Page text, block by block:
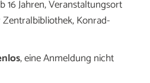
16 Jahren, Veranstaltungsort
Zentralbibliothek, Konrad-
, eine Anmeldung nicht